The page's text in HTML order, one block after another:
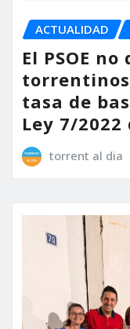
ACTUALIDAD
El PSOE
tasa de
Ley 7/2022
torrent al dia